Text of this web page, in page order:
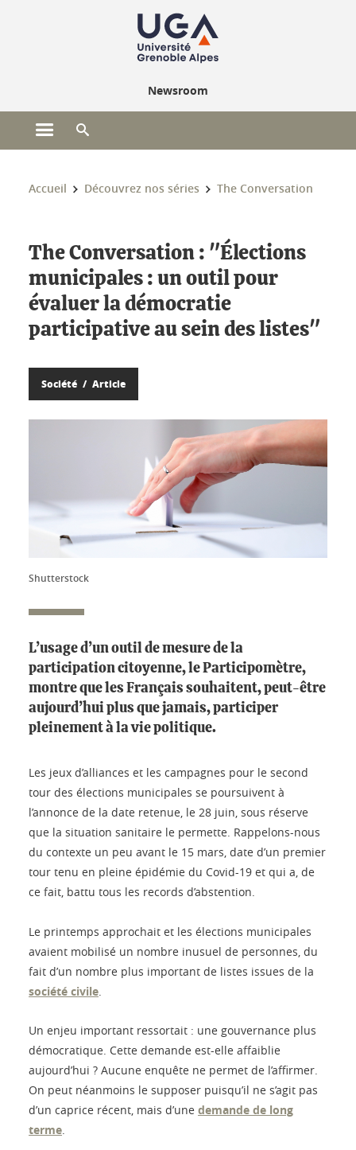
Newsroom
Ouvrir le menu principal
Vous êtes ici :
Accueil Découvrez nos séries The Conversation
The Conversation : "Élections
municipales : un outil pour
évaluer la démocratie
participative au sein des listes"
Société Article
Shutterstock
L’usage d’un outil de mesure de la
participation citoyenne, le Participomètre,
montre que les Français souhaitent, peut-être
aujourd’hui plus que jamais, participer
pleinement à la vie politique.
Les jeux d’alliances et les campagnes pour le second
tour des élections municipales se poursuivent à
l’annonce de la date retenue, le 28 juin, sous réserve
que la situation sanitaire le permette. Rappelons-nous
du contexte un peu avant le 15 mars, date d’un premier
tour tenu en pleine épidémie du Covid-19 et qui a, de
ce fait, battu tous les records d’abstention.
Le printemps approchait et les élections municipales
avaient mobilisé un nombre inusuel de personnes, du
fait d’un nombre plus important de listes issues de la
société civile.
Un enjeu important ressortait : une gouvernance plus
démocratique. Cette demande est-elle affaiblie
aujourd’hui ? Aucune enquête ne permet de l’affirmer.
On peut néanmoins le supposer puisqu’il ne s’agit pas
d’un caprice récent, mais d’une demande de long
terme.